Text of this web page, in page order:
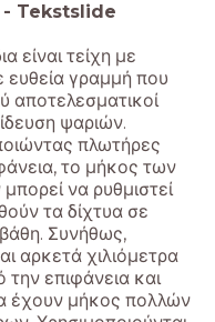
- Tekstslide
είναι τείχη με
ευθεία γραμμή που
αποτελεσματικοί
ψαριών.
πλωτήρες
το μήκος των
να ρυθμιστεί
τα δίχτυα σε
Συνήθως,
αρκετά χιλιόμετρα
επιφάνεια και
έχουν μήκος πολλών